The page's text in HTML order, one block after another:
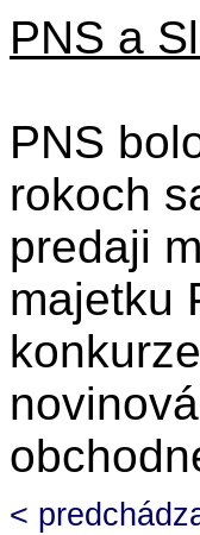
PNS a
PNS
rokoch
predaji
majetku
<